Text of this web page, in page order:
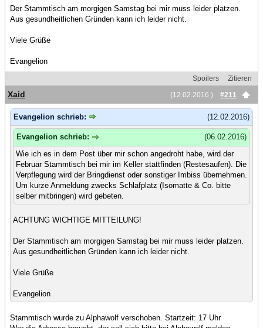
Der Stammtisch am morgigen Samstag bei mir muss leider platzen.
Aus gesundheitlichen Gründen kann ich leider nicht.
Viele Grüße
Evangelion
Spoilers
Zitieren
(12.02.2016 )
#211
Xaid
(12.02.2016)
Evangelion schrieb:
(06.02.2016)
Evangelion schrieb:
Wie ich es in dem Post über mir schon angedroht habe, wird der
Februar Stammtisch bei mir im Keller stattfinden (Restesaufen). Die
Verpflegung wird der Bringdienst oder sonstiger Imbiss übernehmen.
Um kurze Anmeldung zwecks Schlafplatz (Isomatte & Co. bitte
selber mitbringen) wird gebeten.
ACHTUNG WICHTIGE MITTEILUNG!
Der Stammtisch am morgigen Samstag bei mir muss leider platzen.
Aus gesundheitlichen Gründen kann ich leider nicht.
Viele Grüße
Evangelion
Stammtisch wurde zu Alphawolf verschoben. Startzeit: 17 Uhr